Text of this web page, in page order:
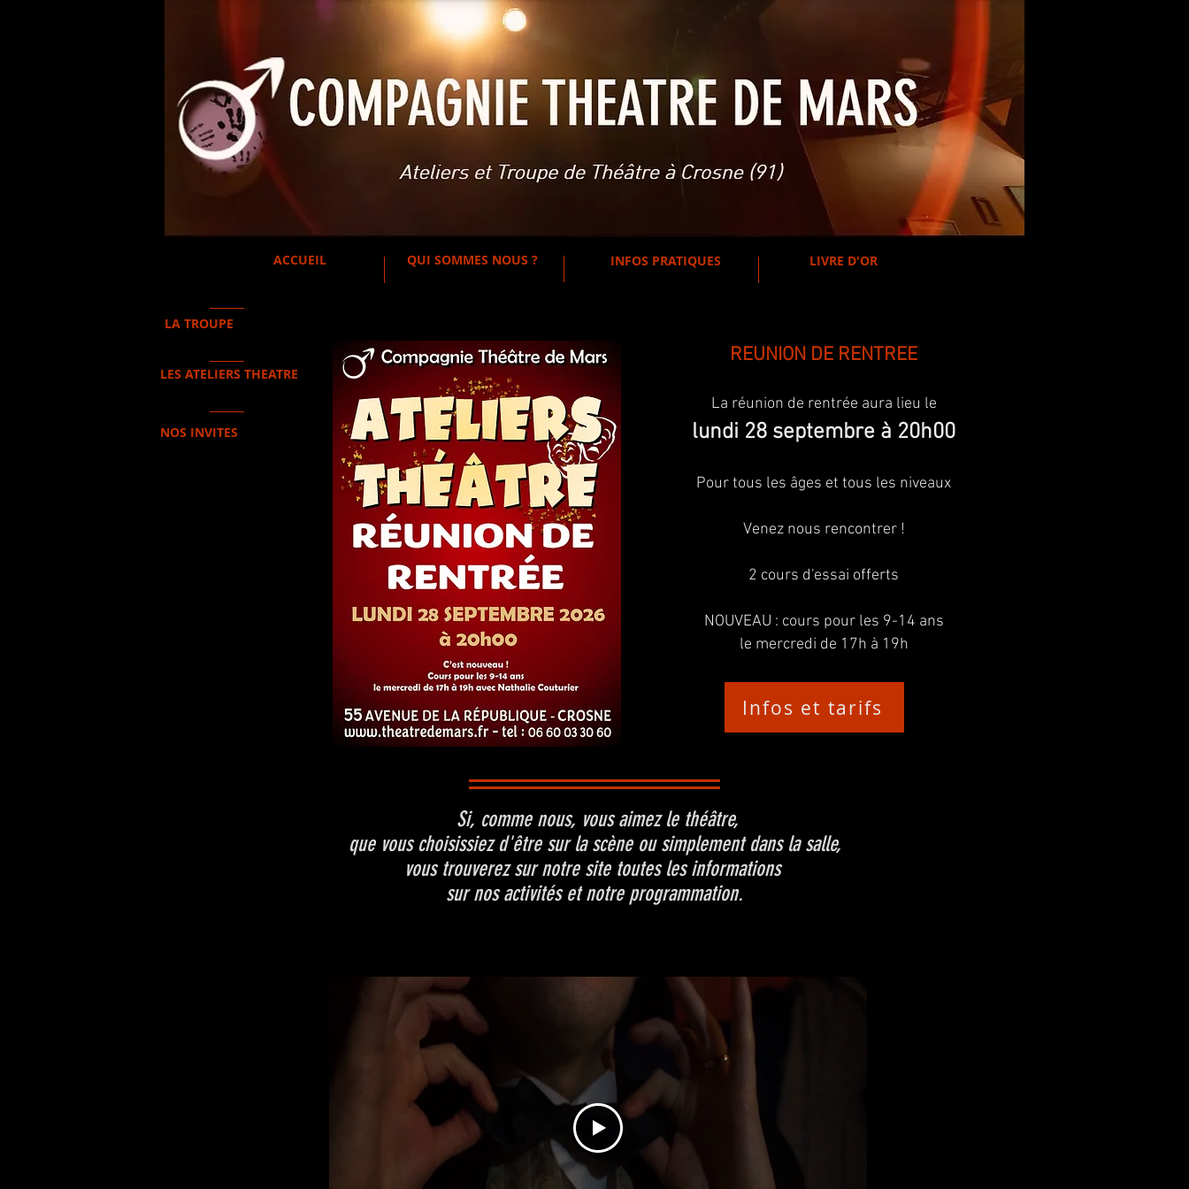
ACCUEIL QUI SOMMES NOUS ? INFOS PRATIQUES LIVRE D'OR
REUNION DE RENTREE
La réunion de rentrée aura lieu le
lundi 28 septembre à 20h00
Pour tous les âges et tous les niveaux
Venez nous rencontrer !
2 cours d'essai offerts
NOUVEAU : cours pour les 9-14 ans
le mercredi de 17h à 19h
Infos et tarifs
Si, comme nous, vous aimez le théâtre,
que vous choisissiez d'être sur la scène ou simplement dans la salle,
vous trouverez sur notre site toutes les informations
sur nos activités et notre programmation.
LA TROUPE
LES ATELIERS THEATRE
NOS INVITES